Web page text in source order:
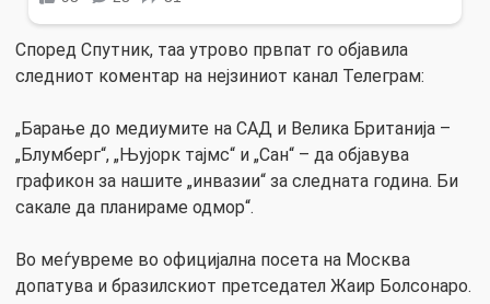
Според Спутник, таа утрово првпат го објавила
следниот коментар на нејзиниот канал Телеграм:
„Барање до медиумите на САД и Велика Британија –
„Блумберг“, „Њујорк тајмс“ и „Сан“ – да објавува
графикон за нашите „инвазии“ за следната година. Би
сакале да планираме одмор“.
Во меѓувреме во официјална посета на Москва
допатува и бразилскиот претседател Жаир Болсонаро.